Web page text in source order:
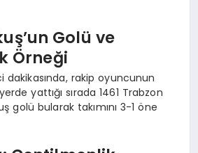
Golü ve
Örneği
dakikasında, rakip oyuncunun
yattığı sırada 1461 Trabzon
golü bularak takımını 3-1 öne